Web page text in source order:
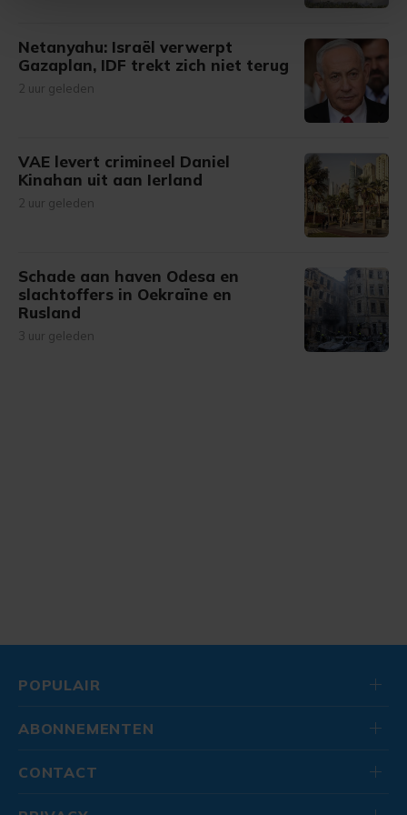
Met cookies werkt onze website beter en wordt jouw
bezoek makkelijker en persoonlijker. Op
onze cookiepagina kun je ons cookiebeleid bekijken en je
Netanyahu: Israël verwerpt
Gazaplan, IDF trekt zich niet terug
2 uur geleden
VAE levert crimineel Daniel
Kinahan uit aan Ierland
2 uur geleden
Schade aan haven Odesa en
slachtoffers in Oekraïne en
Rusland
3 uur geleden
POPULAIR
ABONNEMENTEN
CONTACT